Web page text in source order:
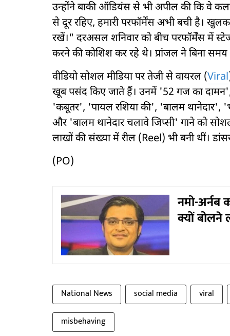
उन्होंने बाकी ऑडियंस से भी अपील की कि वे
से दूर रहिए, हमारी परफॉर्मेंस अभी बची है।
रखें।" दरअसल शनिवार को बीच परफॉर्मेंस में
करने की कोशिश कर रहे थे। प्रांजल ने बिना
वीडियो सोशल मीडिया पर तेजी से वायरल (Viral
खूब पसंद किए जाते हैं। उनमें '52 गज का
'कबूतर', 'पायल रशिया की', 'बालम
और 'बालम थानेदार चलावे जिप्सी' गाने को
लाखों की संख्या में रील (Reel) भी बनी थीं।
(PO)
नमो-
क्यों बोलने
National News social media
viral
misbehaving